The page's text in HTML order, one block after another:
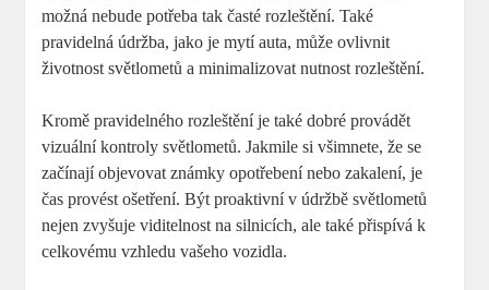
‍možná nebude potřeba tak časté rozleštění. Také
pravidelná údržba, jako je mytí auta, může ovlivnit
životnost světlometů a minimalizovat nutnost rozleštění.
Kromě pravidelného rozleštění je také dobré provádět
vizuální kontroly světlometů. Jakmile‍ si všimnete, že ⁣se
začínají objevovat známky opotřebení nebo zakalení, je
čas provést ošetření. Být proaktivní⁤ v údržbě světlometů
nejen zvyšuje viditelnost na silnicích, ale také přispívá k⁤
celkovému vzhledu‍ vašeho vozidla.